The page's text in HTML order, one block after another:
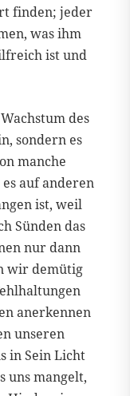
finden; jeder
was ihm
ist und
des
sondern es
manche
auf anderen
ist, weil
Sünden das
nur dann
wir demütig
anerkennen
unseren
in Sein Licht
uns mangelt,